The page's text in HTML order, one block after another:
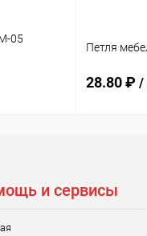
05
Петля
28.80 ₽ /
и сервисы